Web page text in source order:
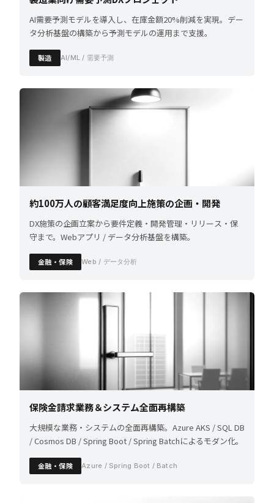
AI需要予測モデルを導入し、在庫金額20%削減を実現。デー
タ分析基盤の構築から予測モデルの運用まで支援。
製造 AI/ML / 需要予測
約100万人の顧客満足度向上施策の企画・開発
DX施策の企画立案から要件定義・開発管理・リリース・保
守まで。Webアプリ / データ分析基盤を構築。
金融・保険 Web / データ分析
保険金請求業務＆システム全面再構築
大規模な業務・システムの全面再構築。Azure AKS / SQL DB
/ Cosmos DB / Spring Boot / Spring Batchによるモダン化。
金融・保険 Azure / Spring Boot / Batch